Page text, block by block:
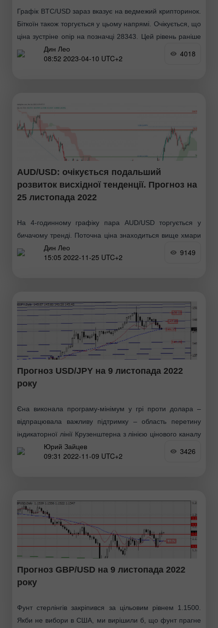
Графік BTC/USD зараз вказує на ведмежий крипторинок.
Біткоїн також торгується у цьому напрямі. Очікується, що
ціна зустріне опір на позначці 28343. Цей рівень раніше
також був важливим перекриттям. Якщо
Дин Лео
08:52 2023-04-10 UTC+2
4018
AUD/USD: очікується подальший
розвиток висхідної тенденції. Прогноз на
25 листопада 2022
На 4-годинному графіку пара AUD/USD торгується у
бичачому тренді. Поточна ціна знаходиться вище хмари
Ішимоку, що вказує на висхідний імпульс. Очікується, що
ціна продовжить рух до 1-го рівня опору 0.67711
Дин Лео
15:05 2022-11-25 UTC+2
9149
Прогноз USD/JPY на 9 листопада 2022
року
Єна виконала програму-мінімум у грі проти долара –
відпрацювала важливу підтримку – область перетину
індикаторної лінії Крузенштерна з лінією цінового каналу
на графіку денного масштабу. Лінія Крузенштерна зараз
знаходиться
Юрий Зайцев
09:31 2022-11-09 UTC+2
3426
Прогноз GBP/USD на 9 листопада 2022
року
Фунт стерлінгів закріпився за цільовим рівнем 1.1500.
Якби не вибори в США, ми вирішили б, що фунт прагне